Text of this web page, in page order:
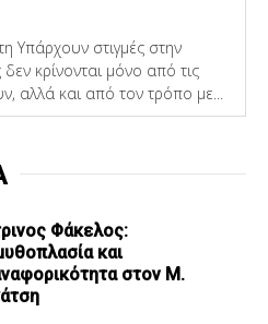
Υπάρχουν στιγμές στην
κρίνονται μόνο από τις
αλλά και από τον τρόπο με...
Φάκελος:
και
στον Μ.